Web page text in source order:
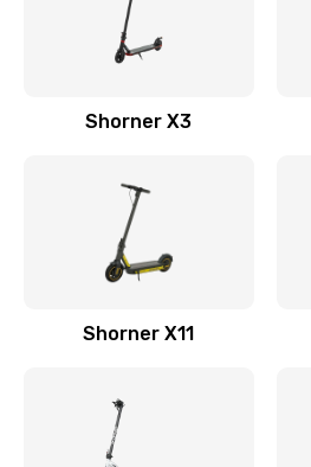
Shorner X3
Shorner X11